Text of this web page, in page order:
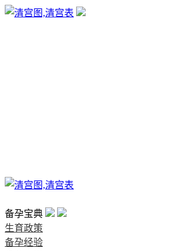
备孕宝典
生育政策
备孕经验